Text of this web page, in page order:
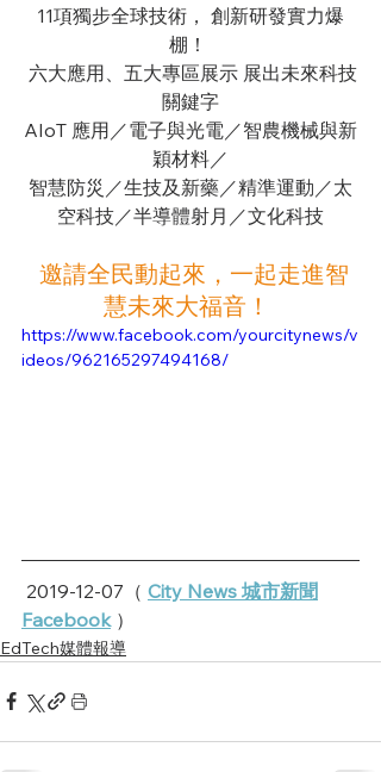
11項獨步全球技術， 創新研發實力爆
棚！
關鍵字
AIoT 應用／電子與光電／智農機械與新
穎材料／
智慧防災／生技及新藥／精準運動／太
空科技／半導體射月／文化科技
邀請全民動起來，一起走進智
慧未來大福音！
https://www.facebook.com/yourcitynews/v
ideos/962165297494168/
2019-12-07（ City News 城市新聞
Facebook ）
EdTech媒體報導